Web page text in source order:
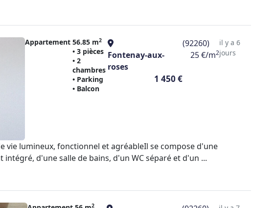
Appartement 56.85 m2
• 3 pièces
• 2
chambres
• Parking
• Balcon
Fontenay-aux-
roses
1 450 €
(92260)
25 €/m2
il y a 6
jours
vie lumineux, fonctionnel et agréableIl se compose d'une
d'une salle de bains, d'un WC séparé et d'un ...
2